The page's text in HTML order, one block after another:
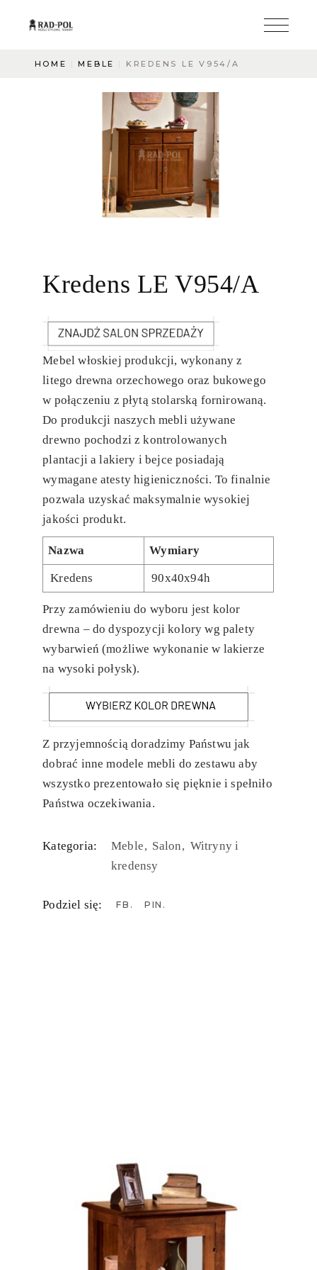
HOME MEBLE KREDENS LE V954/A
Kredens LE V954/A
Mebel włoskiej produkcji, wykonany z
litego drewna orzechowego oraz bukowego
w połączeniu z płytą stolarską fornirowaną.
Do produkcji naszych mebli używane
drewno pochodzi z kontrolowanych
plantacji a lakiery i bejce posiadają
wymagane atesty higieniczności. To finalnie
pozwala uzyskać maksymalnie wysokiej
jakości produkt.
Nazwa Wymiary
Kredens 90x40x94h
Przy zamówieniu do wyboru jest kolor
drewna – do dyspozycji kolory wg palety
wybarwień (możliwe wykonanie w lakierze
na wysoki połysk).
Z przyjemnością doradzimy Państwu jak
dobrać inne modele mebli do zestawu aby
wszystko prezentowało się pięknie i spełniło
Państwa oczekiwania.
Kategoria: Meble Salon Witryny i
kredensy
Podziel się: FB PIN